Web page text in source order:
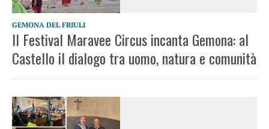
GEMONA DEL FRIULI
Il Festival Maravee Circus incanta Gemona: al
Castello il dialogo tra uomo, natura e comunità